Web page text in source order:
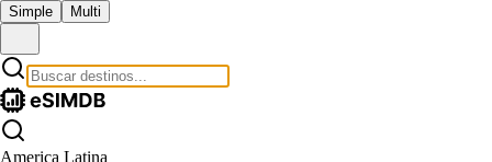
Simple Multi
America Latina